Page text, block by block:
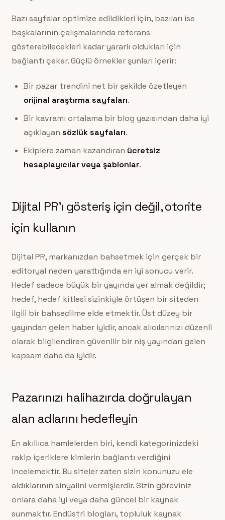
Bazı sayfalar optimize edildikleri için, bazıları ise
başkalarının çalışmalarında referans
gösterebilecekleri kadar yararlı oldukları için
bağlantı çeker. Güçlü örnekler şunları içerir:
Bir pazar trendini net bir şekilde özetleyen
orijinal araştırma sayfaları.
Bir kavramı ortalama bir blog yazısından daha iyi
açıklayan sözlük sayfaları.
Ekiplere zaman kazandıran ücretsiz
hesaplayıcılar veya şablonlar.
Dijital PR’ı gösteriş için değil, otorite
için kullanın
Dijital PR, markanızdan bahsetmek için gerçek bir
editoryal neden yarattığında en iyi sonucu verir.
Hedef sadece büyük bir yayında yer almak değildir;
hedef, hedef kitlesi sizinkiyle örtüşen bir siteden
ilgili bir bahsedilme elde etmektir. Üst düzey bir
yayından gelen haber iyidir, ancak alıcılarınızı düzenli
olarak bilgilendiren güvenilir bir niş yayından gelen
kapsam daha da iyidir.
Pazarınızı halihazırda doğrulayan
alan adlarını hedefleyin
En akıllıca hamlelerden biri, kendi kategorinizdeki
rakip içeriklere kimlerin bağlantı verdiğini
incelemektir. Bu siteler zaten sizin konunuzu ele
aldıklarının sinyalini vermişlerdir. Sizin göreviniz
onlara daha iyi veya daha güncel bir kaynak
sunmaktır. Endüstri blogları, topluluk kaynak